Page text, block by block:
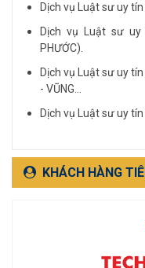
Dịch vụ Luật sư uy tín
Dịch vụ Luật sư uy
PHƯỚC).
Dịch vụ Luật sư uy tín
- VŨNG...
Dịch vụ Luật sư uy tín
Dịch vụ Luật sư uy
KHÁCH HÀNG